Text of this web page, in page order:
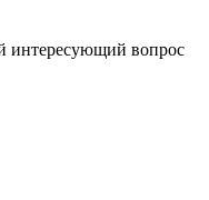
интересующий вопрос